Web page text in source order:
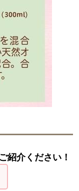
紹介ください！